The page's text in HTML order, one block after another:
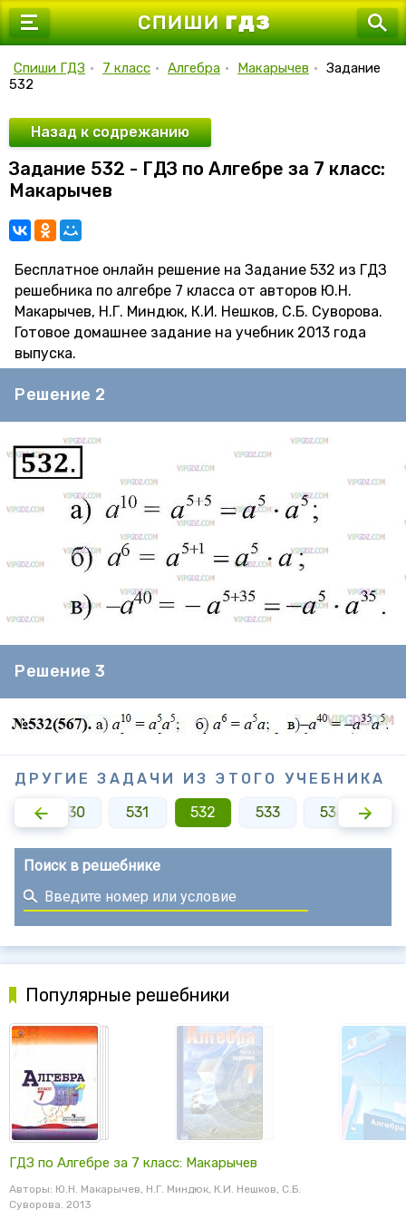
7 класс
9 класс
10 класс
11 класс
Спиши ГДЗ • 7 класс • Алгебра • Макарычев • Задание
532
Назад к содрежанию
Задание 532 - ГДЗ по Алгебре за 7 класс:
Макарычев
Бесплатное онлайн решение на Задание 532 из ГДЗ
решебника по алгебре 7 класса от авторов Ю.Н.
Макарычев, Н.Г. Миндюк, К.И. Нешков, С.Б. Суворова.
Готовое домашнее задание на учебник 2013 года
выпуска.
Решение 2
Решение 3
ДРУГИЕ ЗАДАЧИ ИЗ ЭТОГО УЧЕБНИКА
530 531 532 533 534
Поиск в решебнике
Популярные решебники
ГДЗ по Алгебре за 7 класс: Макарычев
Авторы: Ю.Н. Макарычев, Н.Г. Миндюк, К.И. Нешков, С.Б.
Суворова. 2013